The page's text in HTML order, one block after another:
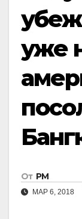
уже
От РМ
МАР 6, 2018